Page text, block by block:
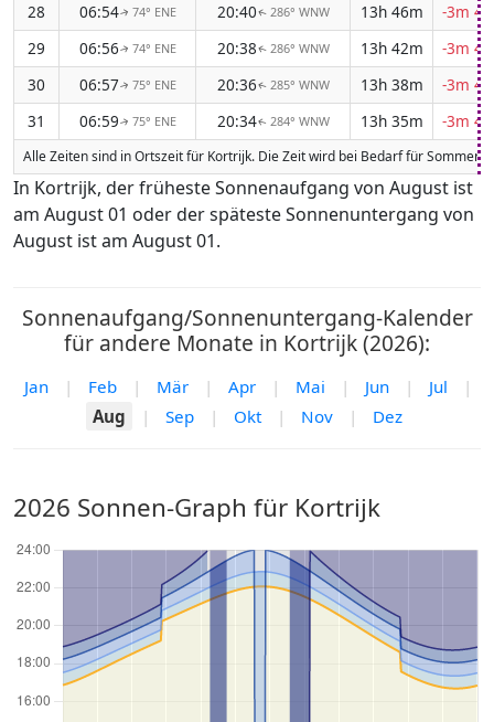
28
06:54↑ 74° ENE 20:40↑ 286° WNW 13h 46m
-3m
29
06:56↑ 74° ENE 20:38↑ 286° WNW 13h 42m
-3m
30
06:57↑ 75° ENE 20:36↑ 285° WNW 13h 38m
-3m
31
06:59↑ 75° ENE 20:34↑ 284° WNW 13h 35m -3m
Alle Zeiten sind in Ortszeit für Kortrijk. Die Zeit wird bei Bedarf für
In Kortrijk, der früheste Sonnenaufgang von August ist
am August 01 oder der späteste Sonnenuntergang von
August ist am August 01.
Sonnenaufgang/Sonnenuntergang-Kalender
für andere Monate in Kortrijk (2026):
Jan | Feb | Mär | Apr | Mai | Jun | Jul
|
Aug
| Sep | Okt | Nov | Dez
2026 Sonnen-Graph für Kortrijk